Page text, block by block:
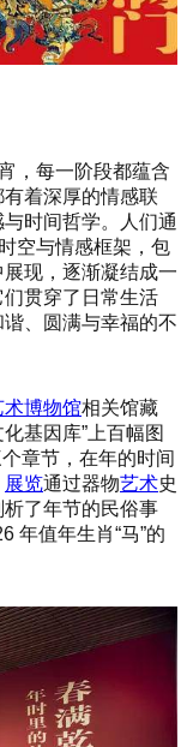
，每一阶段都蕴含
着深厚的情感联
时间哲学。人们通
空与情感框架，包
现，逐渐凝结成一
贯穿了日常生活
、圆满与幸福的不
术博物馆相关馆藏
基因库”上百幅图
个章节，在年的时间
展览通过器物艺术史
了年节的民俗事
年值年生肖“马”的